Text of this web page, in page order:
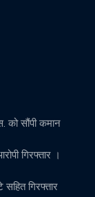
सौंपी कमान
गिरफ्तार ।
गिरफ्तार